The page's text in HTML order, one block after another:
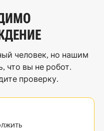
человек, но нашим
что вы не робот.
проверку.